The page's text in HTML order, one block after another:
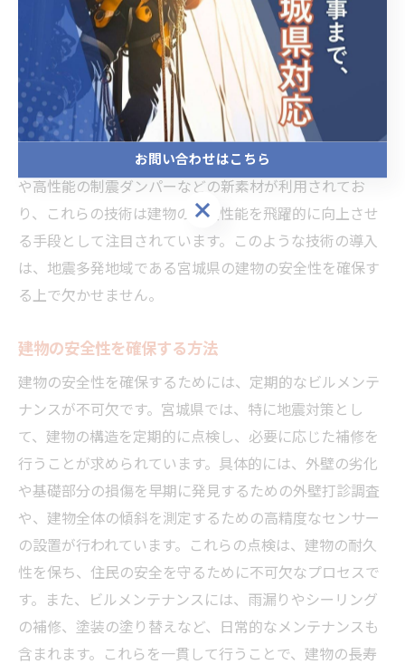
で、建物の耐震性を効果的に高めることが可能です。例
えば、最新のセンサー技術を用いて建物の振動をリアル
タイムでモニタリングし、異常を早期に検知するシステ
ムが導入されています。このシステムにより、建物の安
全性を常に監視し、必要に応じた迅速な対応が可能とな
ります。また、構造物の補強には、カーボンファイバー
や高性能の制震ダンパーなどの新素材が利用されてお
り、これらの技術は建物の耐震性能を飛躍的に向上させ
る手段として注目されています。このような技術の導入
は、地震多発地域である宮城県の建物の安全性を確保す
る上で欠かせません。
建物の安全性を確保する方法
建物の安全性を確保するためには、定期的なビルメンテ
ナンスが不可欠です。宮城県では、特に地震対策とし
て、建物の構造を定期的に点検し、必要に応じた補修を
行うことが求められています。具体的には、外壁の劣化
や基礎部分の損傷を早期に発見するための外壁打診調査
や、建物全体の傾斜を測定するための高精度なセンサー
の設置が行われています。これらの点検は、建物の耐久
性を保ち、住民の安全を守るために不可欠なプロセスで
す。また、ビルメンテナンスには、雨漏りやシーリング
の補修、塗装の塗り替えなど、日常的なメンテナンスも
含まれます。これらを一貫して行うことで、建物の長寿
お問い合わせはこちら
お問い合わせはこちら